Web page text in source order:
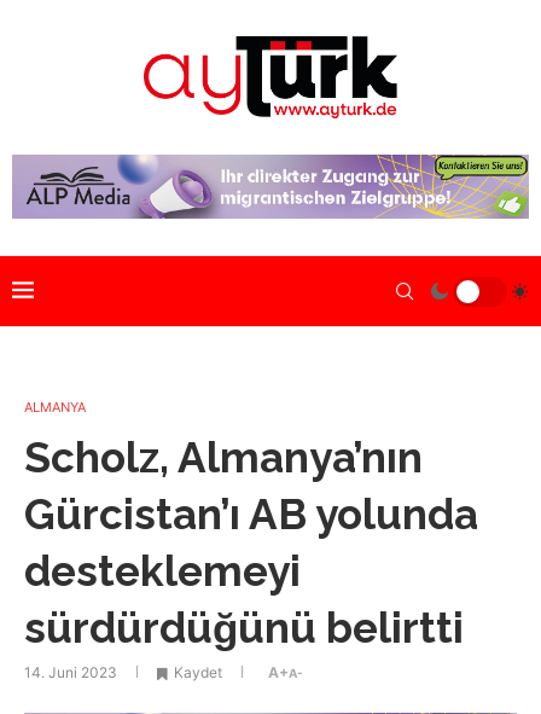
ALMANYA
Scholz, Almanya’nın
Gürcistan’ı AB yolunda
desteklemeyi
sürdürdüğünü belirtti
14. Juni 2023 Kaydet A+A-